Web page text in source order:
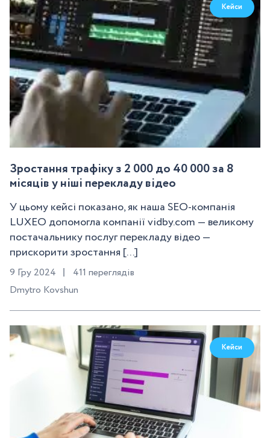
Кейси
Зростання трафіку з 2 000 до 40 000 за 8
місяців у ніші перекладу відео
У цьому кейсі показано, як наша SEO-компанія
LUXEO допомогла компанії vidby.com — великому
постачальнику послуг перекладу відео —
прискорити зростання [...]
9 Гру 2024
411 переглядів
Dmytro Kovshun
Кейси